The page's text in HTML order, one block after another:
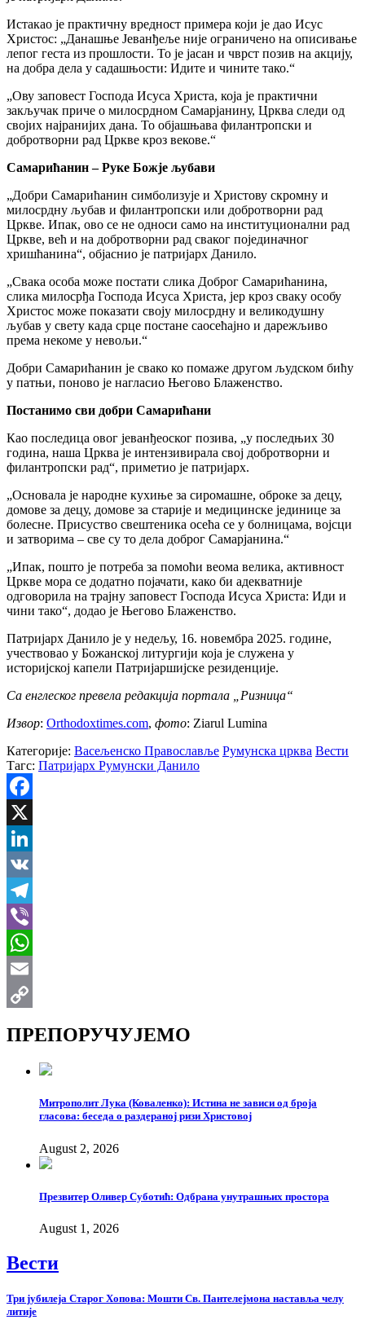
Истакао је практичну вредност примера који је дао Исус
Христос: „Данашње Јеванђеље није ограничено на описивање
лепог геста из прошлости. То је јасан и чврст позив на акцију,
на добра дела у садашњости: Идите и чините тако.“
„Ову заповест Господа Исуса Христа, која је практични
закључак приче о милосрдном Самарјанину, Црква следи од
својих најранијих дана. То објашњава филантропски и
добротворни рад Цркве кроз векове.“
Самарићанин – Руке Божје љубави
„Добри Самарићанин симболизује и Христову скромну и
милосрдну љубав и филантропски или добротворни рад
Цркве. Ипак, ово се не односи само на институционални рад
Цркве, већ и на добротворни рад сваког појединачног
хришћанина“, објаснио је патријарх Данило.
„Свака особа може постати слика Доброг Самарићанина,
слика милосрђа Господа Исуса Христа, јер кроз сваку особу
Христос може показати своју милосрдну и великодушну
љубав у свету када срце постане саосећајно и дарежљиво
према некоме у невољи.“
Добри Самарићанин је свако ко помаже другом људском бићу
у патњи, поново је нагласио Његово Блаженство.
Постанимо сви добри Самарићани
Као последица овог јеванђеоског позива, „у последњих 30
година, наша Црква је интензивирала свој добротворни и
филантропски рад“, приметио је патријарх.
„Основала је народне кухиње за сиромашне, оброке за децу,
домове за децу, домове за старије и медицинске јединице за
болесне. Присуство свештеника осећа се у болницама, војсци
и затворима – све су то дела доброг Самарјанина.“
„Ипак, пошто је потреба за помоћи веома велика, активност
Цркве мора се додатно појачати, како би адекватније
одговорила на трајну заповест Господа Исуса Христа: Иди и
чини тако“, додао је Његово Блаженство.
Патријарх Данило је у недељу, 16. новембра 2025. године,
учествовао у Божанској литургији која је служена у
историјској капели Патријаршијске резиденције.
Са енглеског превела редакција портала „Ризница“
Извор: Оrthodoxtimes.com, фото: Ziarul Lumina
Категорије: Васељенско Православље Румунска црква Вести
Тагс: Патријарх Румунски Данило
Facebook
X
LinkedIn
VK
Telegram
Viber
WhatsApp
Email
ПРЕПОРУЧУЈЕМО
Митрополит Лука (Коваленко): Истина не зависи од броја
гласова: беседа о раздераној ризи Христовој
August 2, 2026
Презвитер Оливер Суботић: Одбрана унутрашњих простора
August 1, 2026
Вести
Три јубилеја Старог Хопова: Мошти Св. Пантелејмона наставља челу
литије